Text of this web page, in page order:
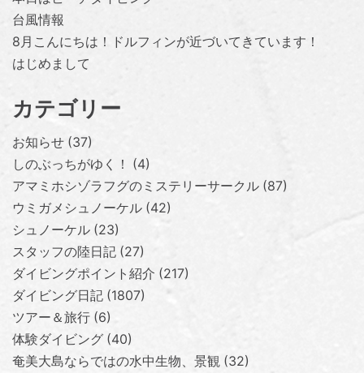
台風情報
8月こんにちは！ドルフィンが近づいてきています！
はじめまして
カテゴリー
お知らせ 37
しのぶっちがゆく！
4
アマミホシゾラフグのミステリーサークル 87
ウミガメシュノーケル 42
シュノーケル 23
スタッフの陸日記 27
ダイビングポイント紹介 217
ダイビング日記 1807
ツアー＆旅行 6
体験ダイビング 40
奄美大島ならではの水中生物、景観 32